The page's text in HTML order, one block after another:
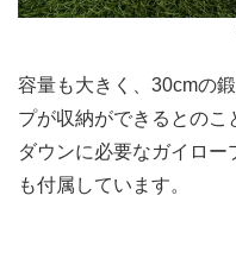
容量も大きく、30cmの
プが収納ができるとの
ダウンに必要なガイロー
も付属しています。